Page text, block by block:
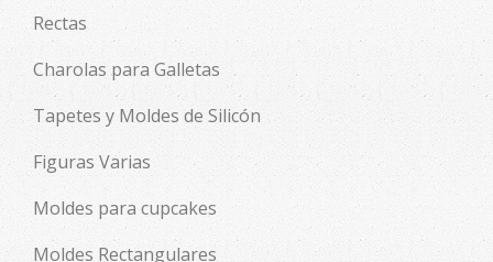
Rectas
Charolas para Galletas
Tapetes y Moldes de Silicón
Figuras Varias
Moldes para cupcakes
Moldes Rectangulares